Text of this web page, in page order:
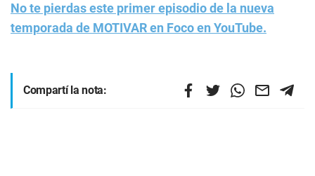
No te pierdas este primer episodio de la nueva
temporada de MOTIVAR en Foco en YouTube.
Compartí la nota: